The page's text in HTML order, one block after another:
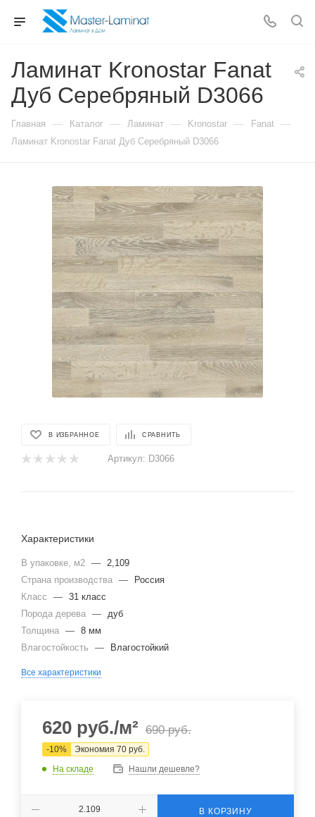
Ламинат Kronostar Fanat
Дуб Серебряный D3066
Главная — Каталог — Ламинат — Kronostar — Fanat —
Ламинат Kronostar Fanat Дуб Серебряный D3066
В ИЗБРАННОЕ СРАВНИТЬ
Артикул: D3066
Характеристики
В упаковке, м2 — 2,109
Страна производства —
Россия
Класс
— 31 класс
Порода дерева — дуб
Толщина — 8 мм
Влагостойкость
— Влагостойкий
Все характеристики
620 руб./м² 690руб.
-10% Экономия 70 руб.
На складе
Нашли дешевле?
В КОРЗИНУ